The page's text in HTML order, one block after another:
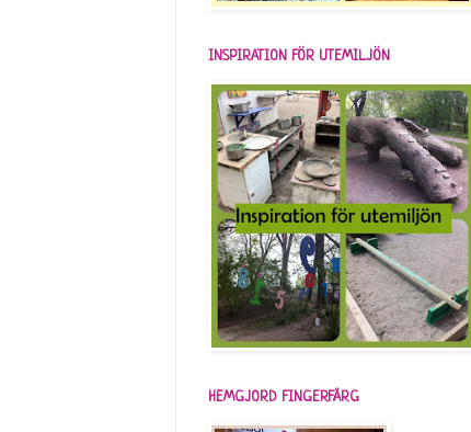
INSPIRATION FÖR UTEMILJÖN
HEMGJORD FINGERFÄRG